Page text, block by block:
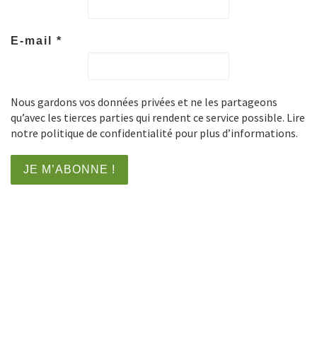
E-mail *
Nous gardons vos données privées et ne les partageons
qu’avec les tierces parties qui rendent ce service possible. Lire
notre politique de confidentialité pour plus d’informations.